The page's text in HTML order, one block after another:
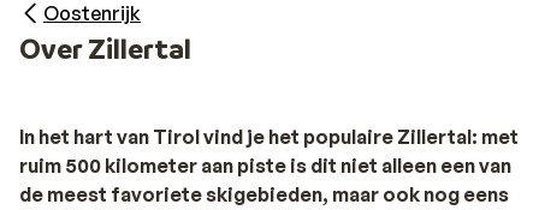
Oostenrijk
Over Zillertal
In het hart van Tirol vind je het populaire Zillertal: met
ruim 500 kilometer aan piste is dit niet alleen een van
de meest favoriete skigebieden, maar ook nog eens